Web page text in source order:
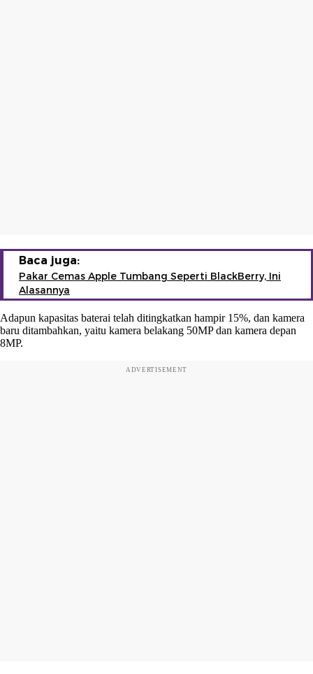
Baca juga:
Pakar Cemas Apple Tumbang Seperti BlackBerry, Ini
Alasannya
Adapun kapasitas baterai telah ditingkatkan hampir 15%, dan kamera
baru ditambahkan, yaitu kamera belakang 50MP dan kamera depan
8MP.
ADVERTISEMENT